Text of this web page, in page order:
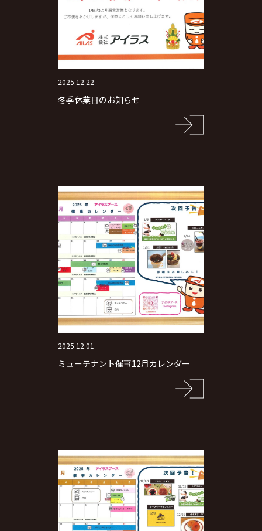
2025.12.22
冬季休業日のお知らせ
2025.12.01
ミューテナント催事12月カレンダー